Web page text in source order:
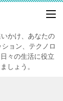
かけ、あなたの
ョン、テクノロ
々の生活に役立
しょう。